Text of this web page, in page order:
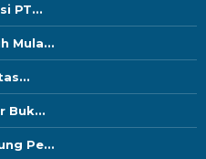
PT...
Mula...
Buk...
Pe...